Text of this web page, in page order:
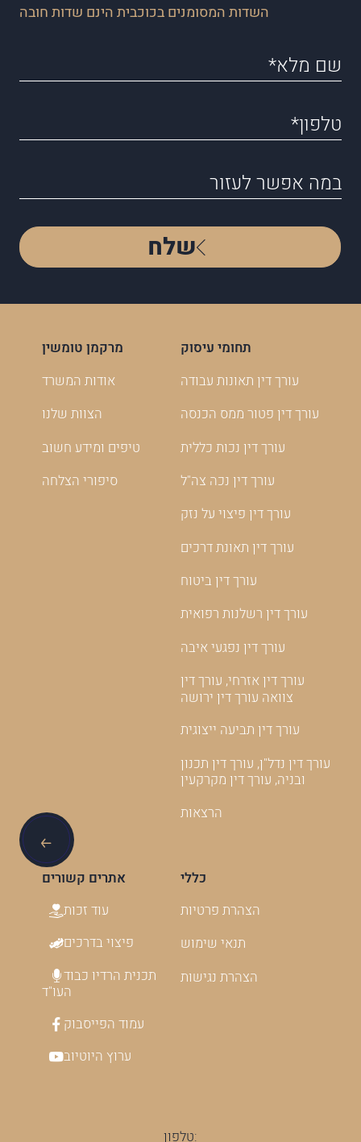
השדות המסומנים בכוכבית הינם שדות חובה
שלח
מרקמן טומשין
אודות המשרד
הצוות שלנו
טיפים ומידע חשוב
סיפורי הצלחה
תחומי עיסוק
עורך דין תאונות עבודה
עורך דין פטור ממס הכנסה
עורך דין נכות כללית
עורך דין נכה צה"ל
עורך דין פיצוי על נזק
עורך דין תאונת דרכים
עורך דין ביטוח
עורך דין רשלנות רפואית
עורך דין נפגעי איבה
עורך דין אזרחי, עורך דין
צוואה עורך דין ירושה
עורך דין תביעה ייצוגית
עורך דין נדל"ן, עורך דין תכנון
ובניה, עורך דין מקרקעין
הרצאות
אתרים קשורים
עוד זכות
פיצוי בדרכים
תכנית הרדיו כבוד
העו"ד
עמוד הפייסבוק
ערוץ היוטיוב
כללי
הצהרת פרטיות
תנאי שימוש
הצהרת נגישות
טלפון: